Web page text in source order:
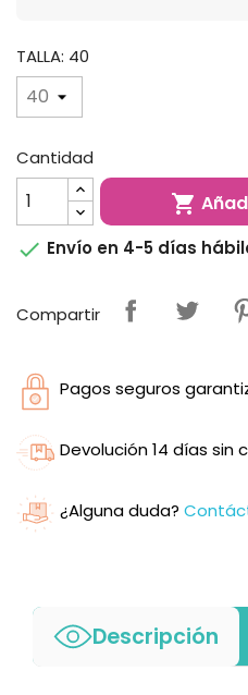
TALLA: 40
Cantidad

 Envío en 4-5 días
Compartir
Pagos seguros
Devolución 14 días sin
¿Alguna duda?
Descripción